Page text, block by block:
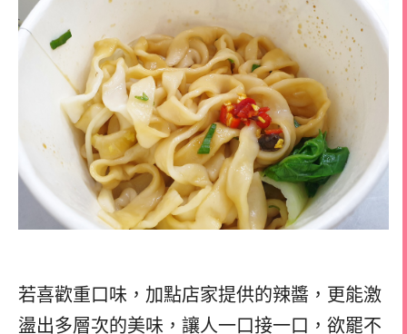
若喜歡重口味，加點店家提供的辣醬，更能激
盪出多層次的美味，讓人一口接一口，欲罷不